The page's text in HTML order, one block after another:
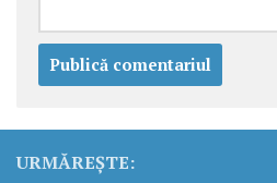
URMĂREȘTE: